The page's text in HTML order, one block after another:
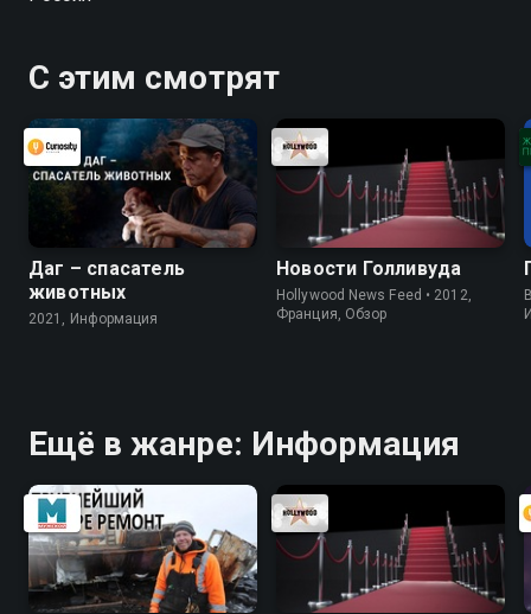
С этим смотрят
Даг – спасатель
животных
2021, Информация
Новости Голливуда
Hollywood News Feed • 2012,
Франция, Обзор
Ещё в жанре: Информация